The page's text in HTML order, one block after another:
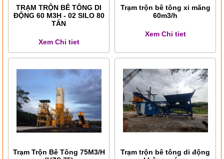
TRẠM TRỘN BÊ TÔNG DI
ĐỘNG 60 M3H - 02 SILO 80
TẤN
Xem Chi tiet
Trạm trộn bê tông xi măng
60m3/h
Xem Chi tiet
Trạm Trộn Bê Tông 75M3/H
Trạm trộn bê tông di động